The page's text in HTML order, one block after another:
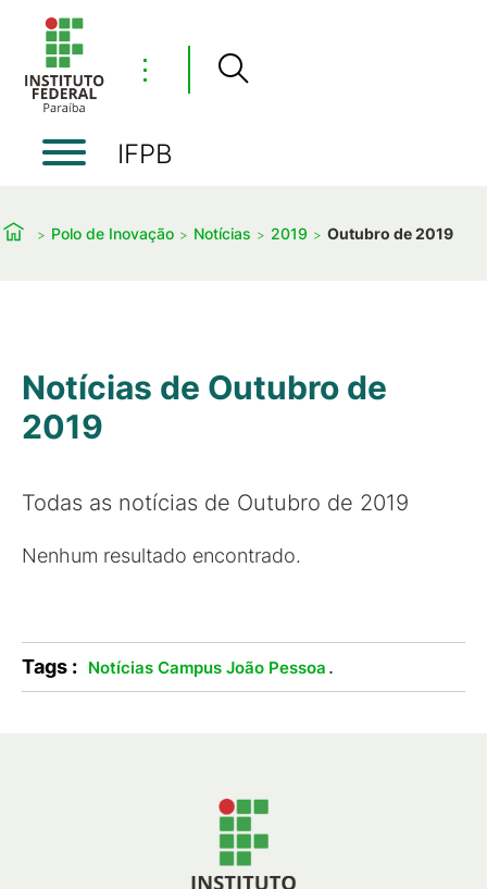
⋮
IFPB
Polo de Inovação Notícias 2019 Outubro de 2019
Notícias de Outubro de
2019
Todas as notícias de Outubro de 2019
Nenhum resultado encontrado.
Tags : Notícias Campus João Pessoa .